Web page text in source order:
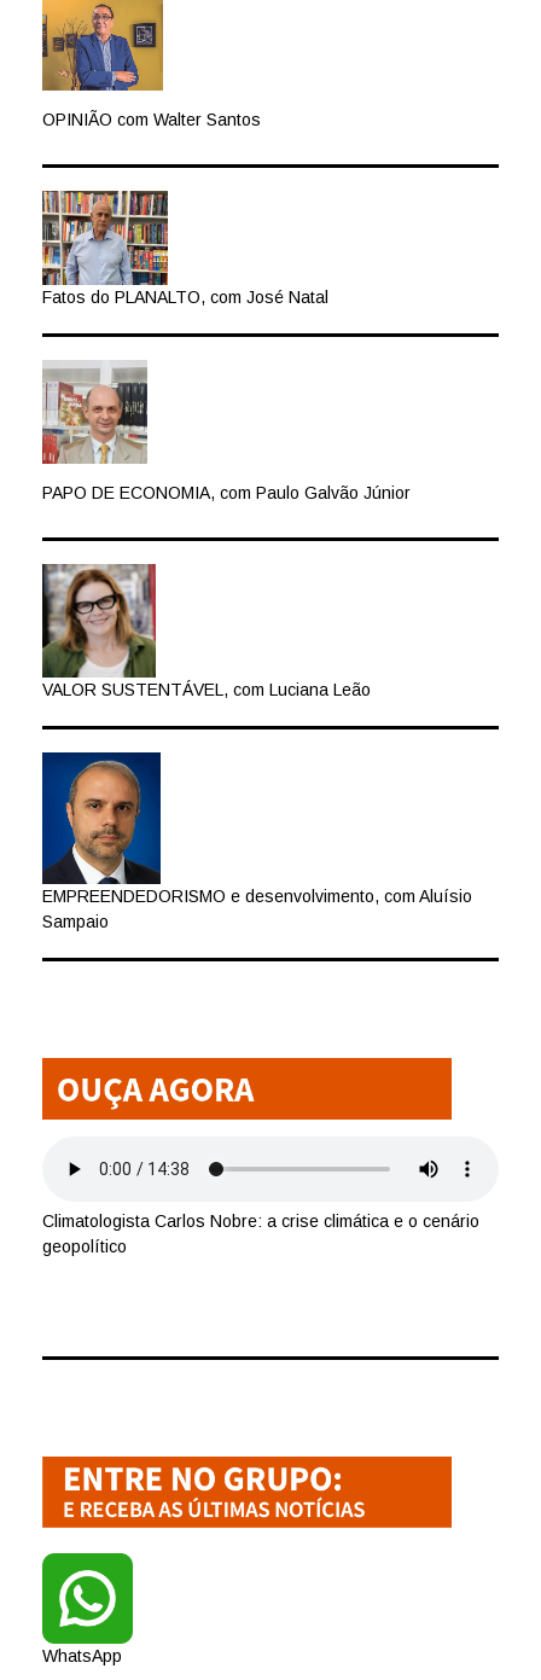
OPINIÃO com Walter Santos
Fatos do PLANALTO, com José Natal
PAPO DE ECONOMIA, com Paulo Galvão Júnior
VALOR SUSTENTÁVEL, com Luciana Leão
EMPREENDEDORISMO e desenvolvimento, com Aluísio
Sampaio
Climatologista Carlos Nobre: a crise climática e o cenário
geopolítico
WhatsApp